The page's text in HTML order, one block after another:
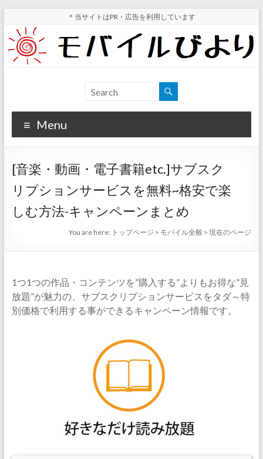
content
＊当サイトはPR・広告を利用しています
バ
イ
ル
び
よ
り
ビュ
ホ値
下げ
が分
Menu
[音楽・動画・電子書籍etc.]サブスク
リプションサービスを無料~格安で楽
しむ方法-キャンペーンまとめ
You are here: トップページ > モバイル全般 >現在のページ
1つ1つの作品・コンテンツを”購入する”よりもお得な”見
放題”が魅力の、サブスクリプションサービスをタダ～特
別価格で利用する事ができるキャンペーン情報です。